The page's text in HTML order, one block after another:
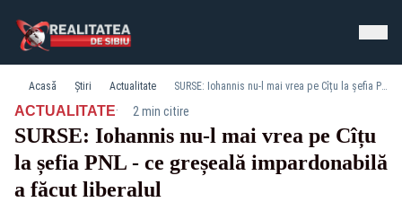
Acasă Știri Actualitate SURSE: Iohannis nu-l mai vrea pe Cîțu la șefia PNL - ce greșeală impardonabilă a făcut liberalul
ACTUALITATE· 2 min citire
SURSE: Iohannis nu-l mai vrea pe Cîțu
la șefia PNL - ce greșeală impardonabilă
a făcut liberalul